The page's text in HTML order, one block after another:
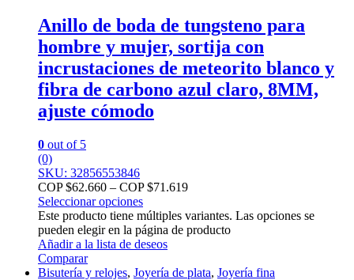
Anillo de boda de tungsteno para
hombre y mujer, sortija con
incrustaciones de meteorito blanco y
fibra de carbono azul claro, 8MM,
ajuste cómodo
0 out of 5
(0)
SKU: 32856553846
COP $62.660 – COP $71.619
Seleccionar opciones
Este producto tiene múltiples variantes. Las opciones se
pueden elegir en la página de producto
Añadir a la lista de deseos
Comparar
Bisutería y relojes, Joyería de plata, Joyería fina